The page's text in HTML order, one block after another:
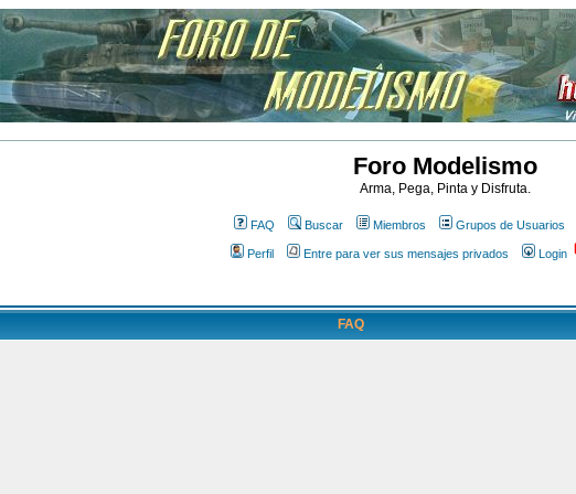
Foro Modelismo
Arma, Pega, Pinta y Disfruta.
FAQ Buscar Miembros Grupos de Usuarios
Perfil Entre para ver sus mensajes privados Login
FAQ